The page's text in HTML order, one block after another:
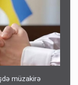
müzakirə